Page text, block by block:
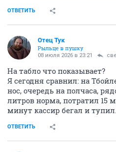
ОТВЕТИТЬ
Отец Тук
Рыльце в пушку
08 июля 2026 в 23:21
На табло что показывает?
Я сегодня сравнил: на
нос, очередь на полчаса,
литров норма, потратил 15
минут кассир бегал и тупил.
ОТВЕТИТЬ